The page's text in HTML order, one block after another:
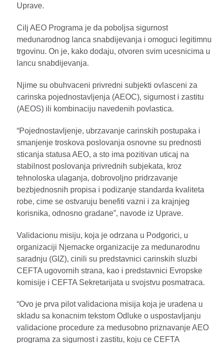
Uprave.
Cilj AEO Programa je da poboljsa sigurnost
medunarodnog lanca snabdijevanja i omoguci legitimnu
trgovinu. On je, kako dodaju, otvoren svim ucesnicima u
lancu snabdijevanja.
Njime su obuhvaceni privredni subjekti ovlasceni za
carinska pojednostavljenja (AEOC), sigurnost i zastitu
(AEOS) ili kombinaciju navedenih povlastica.
“Pojednostavljenje, ubrzavanje carinskih postupaka i
smanjenje troskova poslovanja osnovne su prednosti
sticanja statusa AEO, a sto ima pozitivan uticaj na
stabilnost poslovanja privrednih subjekata, kroz
tehnoloska ulaganja, dobrovoljno pridrzavanje
bezbjednosnih propisa i podizanje standarda kvaliteta
robe, cime se ostvaruju benefiti vazni i za krajnjeg
korisnika, odnosno gradane”, navode iz Uprave.
Validacionu misiju, koja je odrzana u Podgorici, u
organizaciji Njemacke organizacije za medunarodnu
saradnju (GIZ), cinili su predstavnici carinskih sluzbi
CEFTA ugovornih strana, kao i predstavnici Evropske
komisije i CEFTA Sekretarijata u svojstvu posmatraca.
“Ovo je prva pilot validaciona misija koja je uradena u
skladu sa konacnim tekstom Odluke o uspostavljanju
validacione procedure za medusobno priznavanje AEO
programa za sigurnost i zastitu, koju ce CEFTA